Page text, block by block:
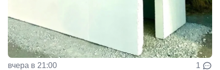
вчера в 21:00 1